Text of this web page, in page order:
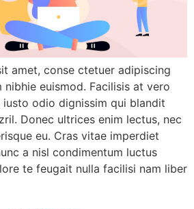
amet, conse ctetuer adipiscing
nibhie euismod. Facilisis at vero
odio dignissim qui blandit
Donec ultrices enim lectus, nec
eu. Cras vitae imperdiet
a nisl condimentum luctus
te feugait nulla facilisi nam liber